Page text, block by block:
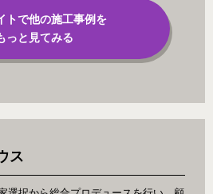
トで他の施工事例を
っと見てみる
ス